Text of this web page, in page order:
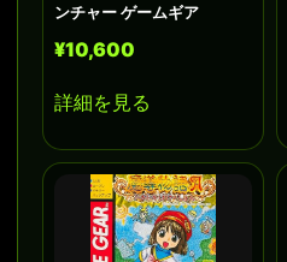
ンチャー ゲームギア
¥10,600
詳細を見る